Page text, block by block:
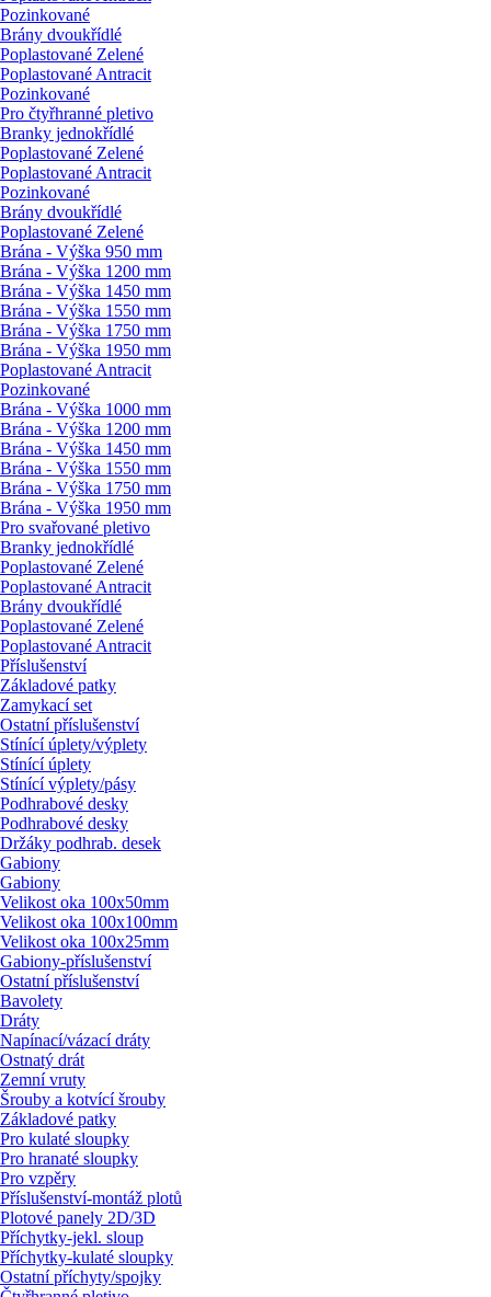
Pozinkované
Brány dvoukřídlé
Poplastované Zelené
Poplastované Antracit
Pozinkované
Pro čtyřhranné pletivo
Branky jednokřídlé
Poplastované Zelené
Poplastované Antracit
Pozinkované
Brány dvoukřídlé
Poplastované Zelené
Brána - Výška 950 mm
Brána - Výška 1200 mm
Brána - Výška 1450 mm
Brána - Výška 1550 mm
Brána - Výška 1750 mm
Brána - Výška 1950 mm
Poplastované Antracit
Pozinkované
Brána - Výška 1000 mm
Brána - Výška 1200 mm
Brána - Výška 1450 mm
Brána - Výška 1550 mm
Brána - Výška 1750 mm
Brána - Výška 1950 mm
Pro svařované pletivo
Branky jednokřídlé
Poplastované Zelené
Poplastované Antracit
Brány dvoukřídlé
Poplastované Zelené
Poplastované Antracit
Příslušenství
Základové patky
Zamykací set
Ostatní příslušenství
Stínící úplety/výplety
Stínící úplety
Stínící výplety/pásy
Podhrabové desky
Podhrabové desky
Držáky podhrab. desek
Gabiony
Gabiony
Velikost oka 100x50mm
Velikost oka 100x100mm
Velikost oka 100x25mm
Gabiony-příslušenství
Ostatní příslušenství
Bavolety
Dráty
Napínací/vázací dráty
Ostnatý drát
Zemní vruty
Šrouby a kotvící šrouby
Základové patky
Pro kulaté sloupky
Pro hranaté sloupky
Pro vzpěry
Příslušenství-montáž plotů
Plotové panely 2D/3D
Příchytky-jekl. sloup
Příchytky-kulaté sloupky
Ostatní příchyty/spojky